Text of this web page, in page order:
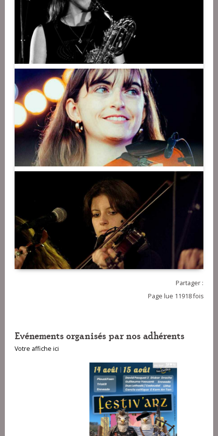
Partager :
Page lue 11918 fois
Evénements organisés par nos adhérents
Votre affiche ici